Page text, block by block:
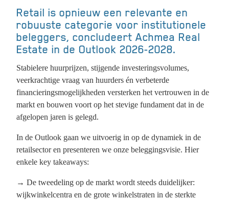
Retail is opnieuw een relevante en
robuuste categorie voor institutionele
beleggers, concludeert Achmea Real
Estate in de Outlook 2026-2028.
Stabielere huurprijzen, stijgende investeringsvolumes,
veerkrachtige vraag van huurders én verbeterde
financieringsmogelijkheden versterken het vertrouwen in de
markt en bouwen voort op het stevige fundament dat in de
afgelopen jaren is gelegd.
In de Outlook gaan we uitvoerig in op de dynamiek in de
retailsector en presenteren we onze beleggingsvisie. Hier
enkele key takeaways:
→ De tweedeling op de markt wordt steeds duidelijker:
wijkwinkelcentra en de grote winkelstraten in de sterkte